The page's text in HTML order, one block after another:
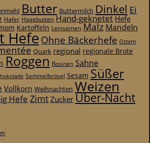
Butter Buttermilch Dinkel Ei
Hafer Hagebutten Hand-geknetet Hefe
Kartoffeln Leinsamen Malz Mandeln
Hefe Ohne Bäckerhefe Ostern
Quark regional regionale Brote
Roggen Rosinen Sahne
Semmelbrösel Sesam Süßer
Vollkorn Weihnachten Weizen
Hefe ZimtZuckerÜber-Nacht